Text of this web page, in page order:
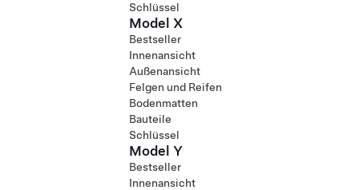
Schlüssel
Model X
Bestseller
Innenansicht
Außenansicht
Felgen und Reifen
Bodenmatten
Bauteile
Schlüssel
Model Y
Bestseller
Innenansicht